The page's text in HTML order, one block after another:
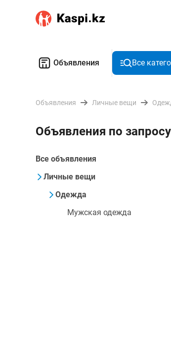
Объявления Все
Объявления Личные вещи
Объявления по
Все объявления
Личные вещи
Одежда
Мужская одежда